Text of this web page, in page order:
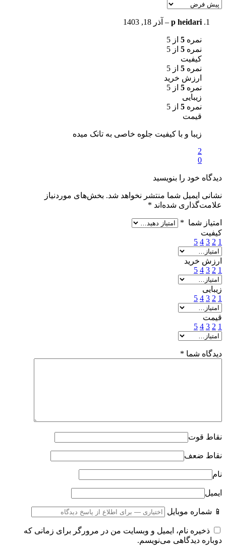
p heidari
– آذر 18, 1403
نمره 5 از 5
نمره 5 از 5
کیفیت
نمره 5 از 5
ارزش خرید
نمره 5 از 5
زیبایی
نمره 5 از 5
قیمت
زیبا و با کیفیت جلوه خاصی به تانک میده
2
0
دیدگاه خود را بنویسید
نشانی ایمیل شما منتشر نخواهد شد. بخش‌های موردنیاز
علامت‌گذاری شده‌اند *
امتیاز شما *
کیفیت
1
2
3
4
5
ارزش خرید
1
2
3
4
5
زیبایی
1
2
3
4
5
قیمت
1
2
3
4
5
دیدگاه شما *
نقاط قوت
نقاط ضعف
نام
ایمیل
📱 شماره موبایل
ذخیره نام، ایمیل و وبسایت من در مرورگر برای زمانی که
دوباره دیدگاهی می‌نویسم.